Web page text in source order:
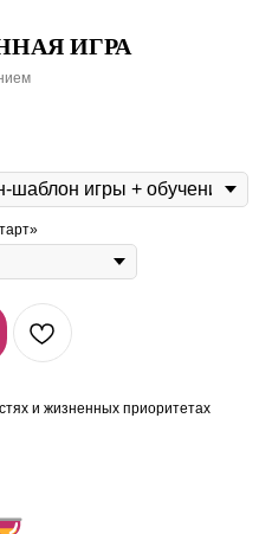
ИГРА
и жизненных приоритетах